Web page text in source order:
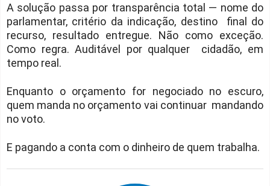
A solução passa por transparência total — nome do
parlamentar, critério da indicação, destino final do
recurso, resultado entregue. Não como exceção.
Como regra. Auditável por qualquer cidadão, em
tempo real.
Enquanto o orçamento for negociado no escuro,
quem manda no orçamento vai continuar mandando
no voto.
E pagando a conta com o dinheiro de quem trabalha.